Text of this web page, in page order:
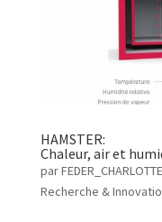
HAMSTER:
Chaleur, air et
parFEDER_CHARLOTTE
Recherche &